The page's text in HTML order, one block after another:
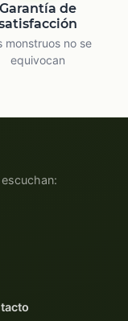
Garantía de
monstruos no se
equivocan